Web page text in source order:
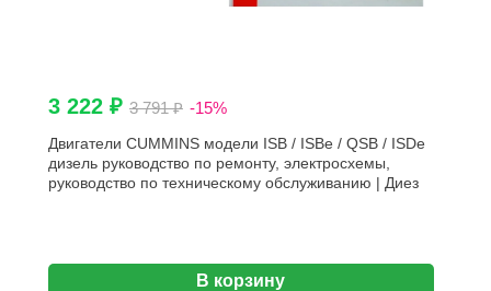
3 222 ₽ 3 791 ₽ -15%
Двигатели CUMMINS модели ISB / ISBe / QSB / ISDe
дизель руководство по ремонту, электросхемы,
руководство по техническому обслуживанию | Диез
В корзину